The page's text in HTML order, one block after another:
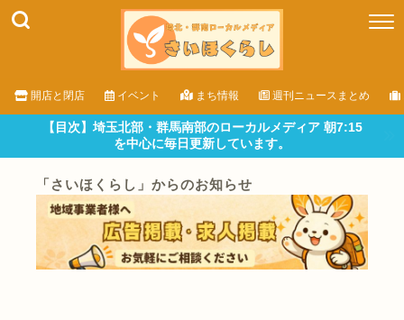
開店と閉店 イベント まち情報 週刊ニュースまとめ
【目次】埼玉北部・群馬南部のローカルメディア 朝7:15
を中心に毎日更新しています。
「さいほくらし」からのお知らせ